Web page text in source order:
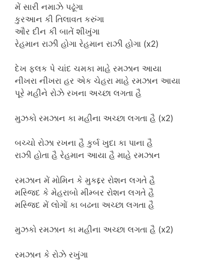
મેં સારી નમાઝે પઢૂંગા
કુરઆન કી તિલાવત કરુંગા
ઔર દીન કી બાતેં શીખુંગા
રેહમાન રાઝી હોગા રેહમાન રાઝી હોગા (x2)
દેખ ફલક પે ચાંદ ચમકા માહે રમઝાન આયા
નીખરા નીખરા હર એક ચેહરા માહે રમઝાન આયા
પૂરે મહીને રોઝે રખના અચ્છા લગતા હૈ
મુઝકો રમઝાન કા મહીના અચ્છા લગતા હૈ (x2)
બચ્ચો રોઝા રખના હૈ કુર્બ ખુદા કા પાના હૈ
રાઝી હોતા હૈ રેહમાન આયા હૈ માહે રમઝાન
રમઝાન મેં મોમિન કે મુકદ્દર રોશન લગતે હૈ
મસ્જિદ કે મેહરાબો મીમ્બર રોશન લગતે હૈ
મસ્જિદ મેં લોગોં કા બઢના અચ્છા લગતા હૈ
મુઝકો રમઝાન કા મહીના અચ્છા લગતા હૈ (x2)
રમઝાન કે રોઝે રખુંગા